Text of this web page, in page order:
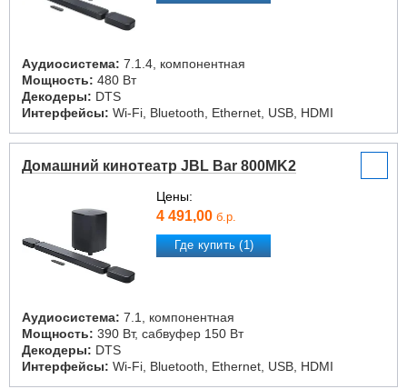
Аудиосистема: 7.1.4, компонентная
Мощность: 480 Вт
Декодеры: DTS
Интерфейсы: Wi-Fi, Bluetooth, Ethernet, USB, HDMI
Домашний кинотеатр JBL Bar 800MK2
Цены:
4 491,00 б.р.
Где купить (1)
Аудиосистема: 7.1, компонентная
Мощность: 390 Вт, сабвуфер 150 Вт
Декодеры: DTS
Интерфейсы: Wi-Fi, Bluetooth, Ethernet, USB, HDMI